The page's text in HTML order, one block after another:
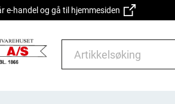
e-handel og gå til hjemmesiden